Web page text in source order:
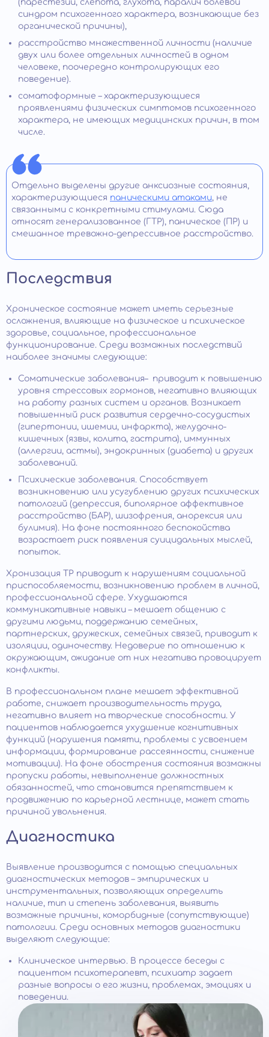
(парестезии, слепота, глухота, паралич болевой
синдром психогенного характера, возникающие без
органической причины),
расстройство множественной личности (наличие
двух или более отдельных личностей в одном
человеке, поочередно контролирующих его
поведение).
соматоформные – характеризующиеся
проявлениями физических симптомов психогенного
характера, не имеющих медицинских причин, в том
числе.
Отдельно выделены другие анксиозные состояния,
характеризующиеся паническими атаками, не
связанными с конкретными стимулами. Сюда
относят генерализованное (ГТР), паническое (ПР) и
смешанное тревожно-депрессивное расстройство.
Последствия
Хроническое состояние может иметь серьезные
осложнения, влияющие на физическое и психическое
здоровье, социальное, профессиональное
функционирование. Среди возможных последствий
наиболее значимы следующие:
Соматические заболевания– приводит к повышению
уровня стрессовых гормонов, негативно влияющих
на работу разных систем и органов. Возникает
повышенный риск развития сердечно-сосудистых
(гипертонии, ишемии, инфаркта), желудочно-
кишечных (язвы, колита, гастрита), иммунных
(аллергии, астмы), эндокринных (диабета) и других
заболеваний.
Психические заболевания. Способствует
возникновению или усугублению других психических
патологий (депрессия, биполярное аффективное
расстройство (БАР), шизофрения, анорексия или
булимия). На фоне постоянного беспокойства
возрастает риск появления суицидальных мыслей,
попыток.
Хронизация ТР приводит к нарушениям социальной
приспособляемости, возникновению проблем в личной,
профессиональной сфере. Ухудшаются
коммуникативные навыки – мешает общению с
другими людьми, поддержанию семейных,
партнерских, дружеских, семейных связей, приводит к
изоляции, одиночеству. Недоверие по отношению к
окружающим, ожидание от них негатива провоцирует
конфликты.
В профессиональном плане мешает эффективной
работе, снижает производительность труда,
негативно влияет на творческие способности. У
пациентов наблюдается ухудшение когнитивных
функций (нарушения памяти, проблемы с усвоением
информации, формирование рассеянности, снижение
мотивации). На фоне обострения состояния возможны
пропуски работы, невыполнение должностных
обязанностей, что становится препятствием к
продвижению по карьерной лестнице, может стать
причиной увольнения.
Диагностика
Выявление производится с помощью специальных
диагностических методов – эмпирических и
инструментальных, позволяющих определить
наличие, тип и степень заболевания, выявить
возможные причины, коморбидные (сопутствующие)
патологии. Среди основных методов диагностики
выделяют следующие:
Клиническое интервью. В процессе беседы с
пациентом психотерапевт, психиатр задает
разные вопросы о его жизни, проблемах, эмоциях и
поведении.